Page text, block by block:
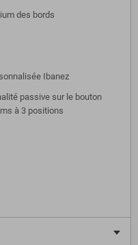
des bords
Ibanez
passive sur le bouton
à 3 positions